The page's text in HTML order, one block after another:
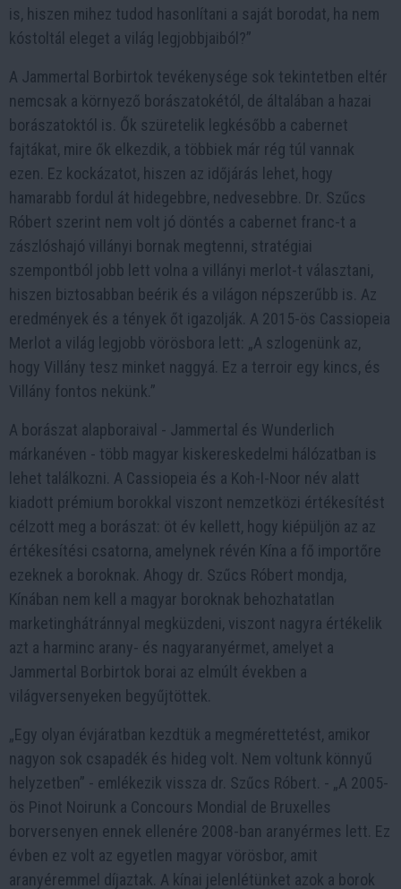
is, hiszen mihez tudod hasonlítani a saját borodat, ha nem
kóstoltál eleget a világ legjobbjaiból?”
A Jammertal Borbirtok tevékenysége sok tekintetben eltér
nemcsak a környező borászatokétól, de általában a hazai
borászatoktól is. Ők szüretelik legkésőbb a cabernet
fajtákat, mire ők elkezdik, a többiek már rég túl vannak
ezen. Ez kockázatot, hiszen az időjárás lehet, hogy
hamarabb fordul át hidegebbre, nedvesebbre. Dr. Szűcs
Róbert szerint nem volt jó döntés a cabernet franc-t a
zászlóshajó villányi bornak megtenni, stratégiai
szempontból jobb lett volna a villányi merlot-t választani,
hiszen biztosabban beérik és a világon népszerűbb is. Az
eredmények és a tények őt igazolják. A 2015-ös Cassiopeia
Merlot a világ legjobb vörösbora lett: „A szlogenünk az,
hogy Villány tesz minket naggyá. Ez a terroir egy kincs, és
Villány fontos nekünk.”
A borászat alapboraival - Jammertal és Wunderlich
márkanéven - több magyar kiskereskedelmi hálózatban is
lehet találkozni. A Cassiopeia és a Koh-I-Noor név alatt
kiadott prémium borokkal viszont nemzetközi értékesítést
célzott meg a borászat: öt év kellett, hogy kiépüljön az az
értékesítési csatorna, amelynek révén Kína a fő importőre
ezeknek a boroknak. Ahogy dr. Szűcs Róbert mondja,
Kínában nem kell a magyar boroknak behozhatatlan
marketinghátránnyal megküzdeni, viszont nagyra értékelik
azt a harminc arany- és nagyaranyérmet, amelyet a
Jammertal Borbirtok borai az elmúlt években a
világversenyeken begyűjtöttek.
„Egy olyan évjáratban kezdtük a megmérettetést, amikor
nagyon sok csapadék és hideg volt. Nem voltunk könnyű
helyzetben” - emlékezik vissza dr. Szűcs Róbert. - „A 2005-
ös Pinot Noirunk a Concours Mondial de Bruxelles
borversenyen ennek ellenére 2008-ban aranyérmes lett. Ez
évben ez volt az egyetlen magyar vörösbor, amit
aranyéremmel díjaztak. A kínai jelenlétünket azok a borok